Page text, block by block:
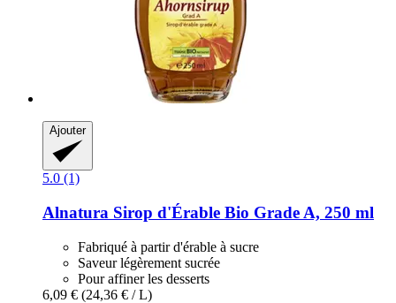
Ajouter
5.0 (1)
Alnatura Sirop d'Érable Bio Grade A, 250 ml
Fabriqué à partir d'érable à sucre
Saveur légèrement sucrée
Pour affiner les desserts
6,09 € (24,36 € / L)